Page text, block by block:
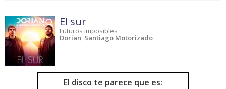
El sur
Futuros imposibles
Dorian, Santiago Motorizado
El disco te parece que es: